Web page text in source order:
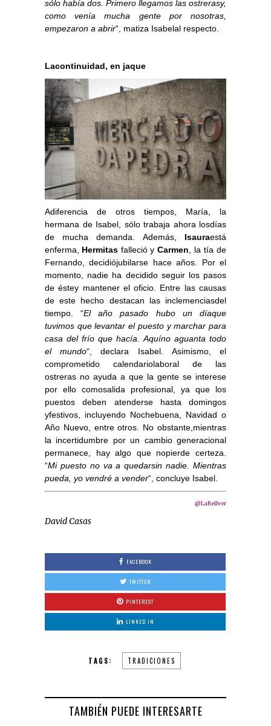
sólo había dos. Primero llegamos las ostrerasy,
como venía mucha gente por nosotras,
empezaron a abrir“, matiza Isabelal respecto.
Lacontinuidad, en jaque
Adiferencia de otros tiempos, María, la
hermana de Isabel, sólo trabaja ahora losdías
de mucha demanda. Además, Isauraestá
enferma, Hermitas falleció y Carmen, la tía de
Fernando, decidiójubilarse hace años. Por el
momento, nadie ha decidido seguir los pasos
de éstey mantener el oficio. Entre las causas
de este hecho destacan las inclemenciasdel
tiempo. “El año pasado hubo un díaque
tuvimos que levantar el puesto y marchar para
casa del frío que hacía. Aquíno aguanta todo
el mundo“, declara Isabel. Asimismo, el
comprometido calendariolaboral de las
ostreras no ayuda a que la gente se interese
por ello comosalida profesional, ya que los
puestos deben atenderse hasta domingos
yfestivos, incluyendo Nochebuena, Navidad o
Año Nuevo, entre otros. No obstante,mientras
la incertidumbre por un cambio generacional
permanece, hay algo que nopierde certeza.
“Mi puesto no va a quedarsin nadie. Mientras
pueda, yo vendré a vender“, concluye Isabel.
@LaBellver
David Casas
FACEBOOK
TWITTER
PINTEREST
LINKED IN
TAGS: TRADICIONES
TAMBIÉN PUEDE INTERESARTE